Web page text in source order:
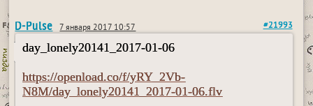
D-Pulse 7 января 2017 10:57 #21993
day_lonely20141_2017-01-06
https://openload.co/f/yRY_2Vb-
N8M/day_lonely20141_2017-01-06.flv